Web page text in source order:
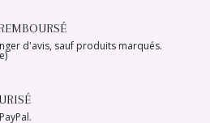
d'avis, sauf produits marqués.